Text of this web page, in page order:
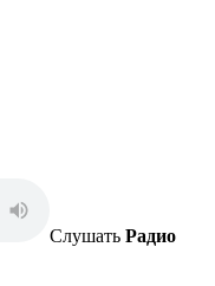
Слушать Радио